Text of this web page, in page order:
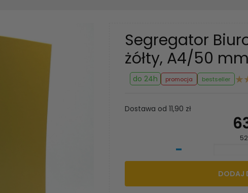
Segregator
żółty, A4/50 mm
do 24h promocja bestseller
Dostawa od 11,90 zł
-
DODAJ